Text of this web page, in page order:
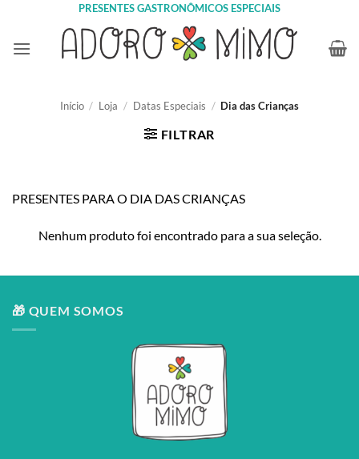
content
PRESENTES GASTRONÔMICOS ESPECIAIS
Início / Loja / Datas Especiais / Dia das Crianças
FILTRAR
PRESENTES PARA O DIA DAS CRIANÇAS
Nenhum produto foi encontrado para a sua seleção.
🎁 QUEM SOMOS